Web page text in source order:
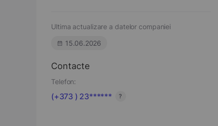
Ultima actualizare a datelor companiei
15.06.2026
Contacte
Telefon:
(+373 ) 23****** ?